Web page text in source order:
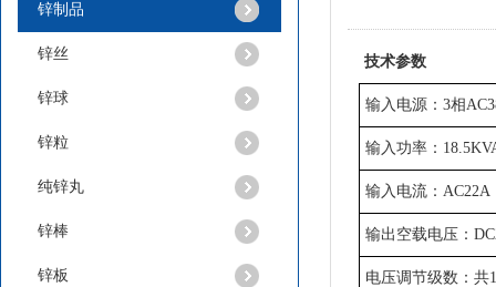
锌制品
锌丝
锌球
锌粒
纯锌丸
锌棒
锌板
技术参数
输入电源： 3相
输入功率：
输入电流： AC22A
输出空载电压：
电压调节级数：共